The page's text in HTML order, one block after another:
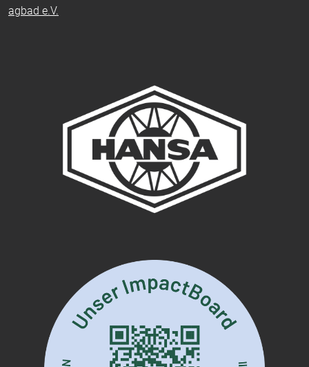
agbad e.V.